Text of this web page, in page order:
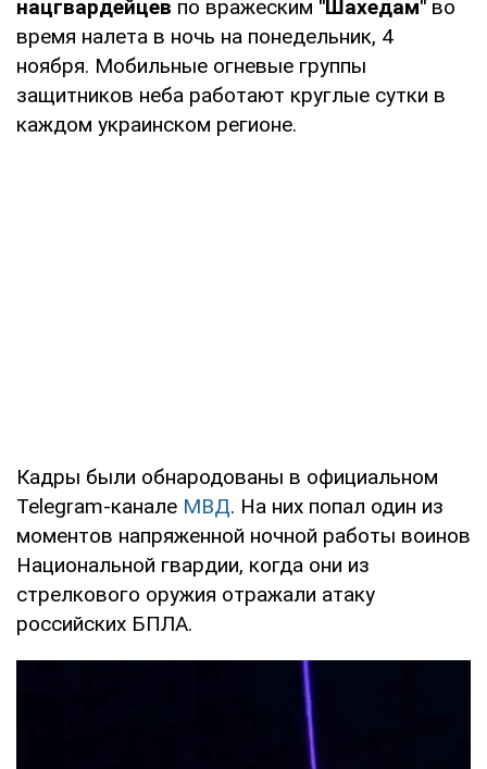
нацгвардейцев по вражеским "Шахедам" во
время налета в ночь на понедельник, 4
ноября. Мобильные огневые группы
защитников неба работают круглые сутки в
каждом украинском регионе.
Кадры были обнародованы в официальном
Telegram-канале МВД. На них попал один из
моментов напряженной ночной работы воинов
Национальной гвардии, когда они из
стрелкового оружия отражали атаку
российских БПЛА.